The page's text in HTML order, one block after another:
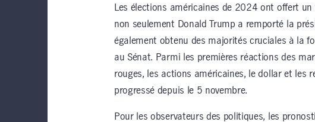
Les élections américaines de 2024 ont offert
non seulement Donald Trump a remporté la
également obtenu des majorités cruciales à la
au Sénat. Parmi les premières réactions des
rouges, les actions américaines, le dollar et les
progressé depuis le 5 novembre.
Pour les observateurs des politiques, les